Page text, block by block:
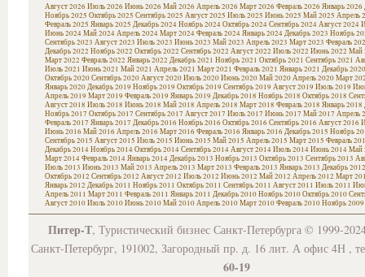
Август 2026 Июль 2026 Июнь 2026 Май 2026 Апрель 2026 Март 2026 Февраль 2026 Январь 2026
Ноябрь 2025 Октябрь 2025 Сентябрь 2025 Август 2025 Июль 2025 Июнь 2025 Май 2025 Апрель
Февраль 2025 Январь 2025 Декабрь 2024Ноябрь 2024Октябрь 2024Сентябрь 2024Август 2024
Июнь 2024Май 2024Апрель 2024Март 2024Февраль 2024Январь 2024Декабрь 2023 Ноябрь
Сентябрь 2023 Август 2023 Июль 2023 Июнь 2023 Май 2023 Апрель 2023 Март 2023 Февраль
Декабрь 2022 Ноябрь 2022 Октябрь 2022 Сентябрь 2022 Август 2022 Июль 2022 Июнь 2022 Май
Март 2022 Февраль 2022 Январь 2022 Декабрь 2021 Ноябрь 2021 Октябрь 2021 Сентябрь 2021
Июль 2021 Июнь 2021 Май 2021 Апрель 2021 Март 2021 Февраль 2021 Январь 2021 Декабрь 2020
Октябрь 2020Сентябрь 2020Август 2020Июль 2020Июнь 2020Май 2020Апрель 2020Март
Январь 2020Декабрь 2019 Ноябрь 2019 Октябрь 2019 Сентябрь 2019 Август 2019 Июль 2019
Апрель 2019 Март 2019 Февраль 2019 Январь 2019 Декабрь 2018 Ноябрь 2018 Октябрь 2018
Август 2018 Июль 2018 Июнь 2018 Май 2018 Апрель 2018 Март 2018 Февраль 2018 Январь 2018
Ноябрь 2017 Октябрь 2017 Сентябрь 2017 Август 2017 Июль 2017 Июнь 2017 Май 2017 Апрель
Февраль 2017 Январь 2017 Декабрь 2016 Ноябрь 2016 Октябрь 2016 Сентябрь 2016 Август 2016
Июнь 2016 Май 2016 Апрель 2016 Март 2016 Февраль 2016 Январь 2016 Декабрь 2015 Ноябрь
Сентябрь 2015 Август 2015 Июль 2015 Июнь 2015 Май 2015 Апрель 2015 Март 2015 Февраль
Декабрь 2014Ноябрь 2014Октябрь 2014Сентябрь 2014Август 2014Июль 2014Июнь 2014Май
Март 2014Февраль 2014Январь 2014Декабрь 2013 Ноябрь 2013 Октябрь 2013 Сентябрь 2013
Июль 2013 Июнь 2013 Май 2013 Апрель 2013 Март 2013 Февраль 2013 Январь 2013 Декабрь 2012
Октябрь 2012 Сентябрь 2012 Август 2012 Июль 2012 Июнь 2012 Май 2012 Апрель 2012 Март
Январь 2012 Декабрь 2011 Ноябрь 2011 Октябрь 2011 Сентябрь 2011 Август 2011 Июль 2011
Апрель 2011 Март 2011 Февраль 2011 Январь 2011 Декабрь 2010Ноябрь 2010Октябрь 2010
Август 2010Июль 2010Июнь 2010Май 2010Апрель 2010Март 2010Февраль 2010Ноябрь 2009
Питер-Т, Туристический бизнес Санкт-Петербурга © 1999-
Санкт-Петербург, 191002, Загородный пр. д. 16 лит. А офис 4Н ,
60-19